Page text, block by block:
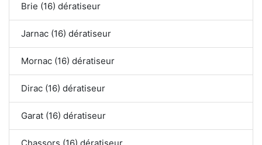
Brie (16) dératiseur
Jarnac (16) dératiseur
Mornac (16) dératiseur
Dirac (16) dératiseur
Garat (16) dératiseur